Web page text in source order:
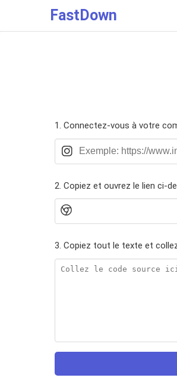
FastDown
1. Connectez-vous à votre
2. Copiez et ouvrez le lien ci-
3. Copiez tout le texte et